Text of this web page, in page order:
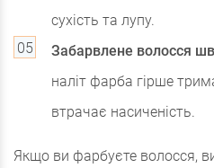
сухість та лупу.
Забарвлене волосся
наліт фарба гірше
втрачає насиченість.
Якщо ви фарбуєте волосся,